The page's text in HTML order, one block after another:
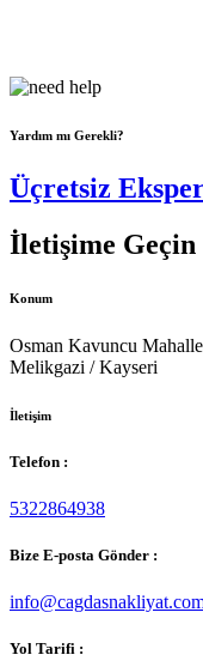
Yardım mı Gerekli?
Üçretsiz
İletişime Geçin
Konum
Osman Kavuncu
Melikgazi / Kayseri
İletişim
Telefon :
5322864938
Bize E-posta Gönder :
Yol Tarifi :